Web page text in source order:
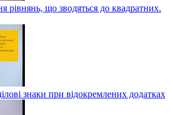
рівнянь, що зводяться до квадратних.
знаки при відокремлених додатках